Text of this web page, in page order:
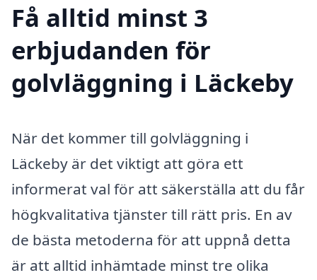
Få alltid minst 3
erbjudanden för
golvläggning i Läckeby
När det kommer till golvläggning i
Läckeby är det viktigt att göra ett
informerat val för att säkerställa att du får
högkvalitativa tjänster till rätt pris. En av
de bästa metoderna för att uppnå detta
är att alltid inhämtade minst tre olika